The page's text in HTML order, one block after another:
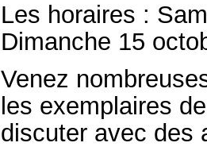
Les horaires :
Dimanche 15
Venez
les exemplaires
discuter avec des